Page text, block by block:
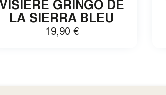
VISIÈRE GRINGO DE
LA SIERRA BLEU
19,90€